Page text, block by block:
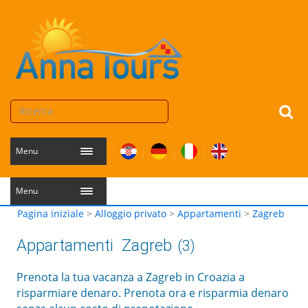
Menu
Menu
Pagina iniziale > Alloggio privato > Appartamenti > Zagreb
Appartamenti Zagreb (3)
Prenota la tua vacanza a Zagreb in Croazia a
risparmiare denaro. Prenota ora e risparmia denaro